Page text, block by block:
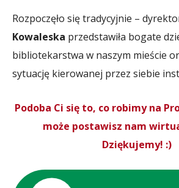
Rozpoczęło się tradycyjnie –
Kowaleska przedstawiła bogate
bibliotekarstwa w naszym mieście
sytuację kierowanej przez siebie
Podoba Ci się to, co robimy na
może postawisz nam
Dziękujemy! :)